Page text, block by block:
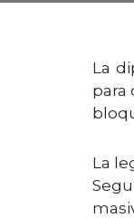
La
para
La